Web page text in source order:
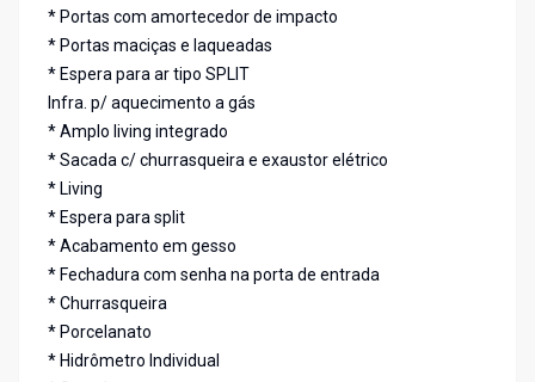
* Portas com amortecedor de impacto
* Portas maciças e laqueadas
* Espera para ar tipo SPLIT
Infra. p/ aquecimento a gás
* Amplo living integrado
* Sacada c/ churrasqueira e exaustor elétrico
* Living
* Espera para split
* Acabamento em gesso
* Fechadura com senha na porta de entrada
* Churrasqueira
* Porcelanato
* Hidrômetro Individual